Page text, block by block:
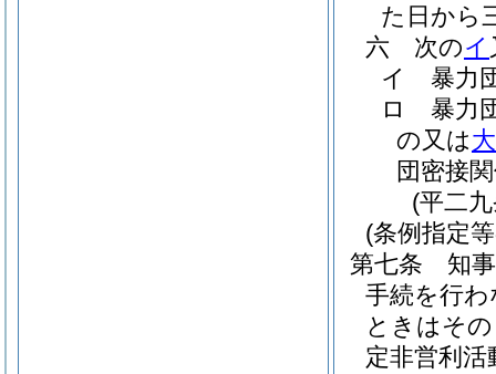
た日から
六
次のイ
イ
暴力
ロ
暴力
の又は
団密接
(平二
(条例指定
第七条
知
手続を行
ときはそ
定非営利